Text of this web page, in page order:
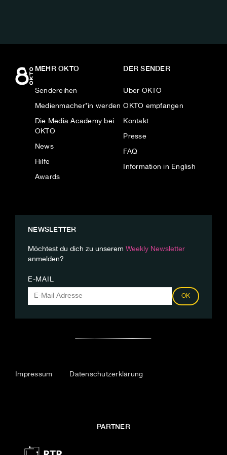
MEHR OKTO
Sendereihen
Medienmacher*in werden
Die Media Academy bei
OKTO
News
Hilfe
Awards
DER SENDER
Über OKTO
OKTO empfangen
Kontakt
Presse
FAQ
Information in English
NEWSLETTER
Möchtest du dich zu unserem Weekly Newsletter
anmelden?
E-MAIL
OK
Impressum Datenschutzerklärung
PARTNER